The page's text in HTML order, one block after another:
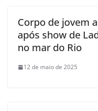
Corpo de jovem
após show de
no mar do Rio
12 de maio de 2025